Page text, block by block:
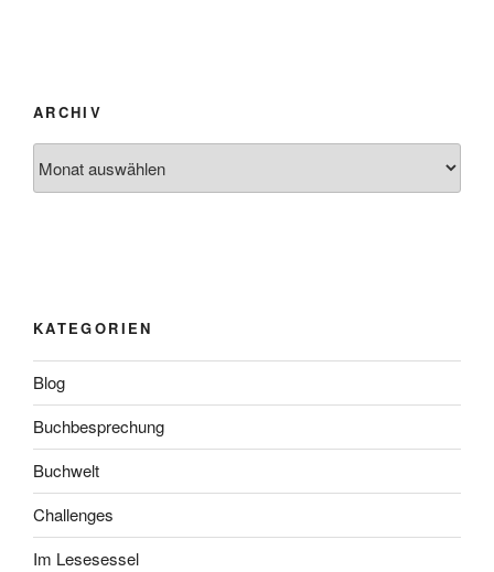
ARCHIV
KATEGORIEN
Blog
Buchbesprechung
Buchwelt
Challenges
Im Lesesessel